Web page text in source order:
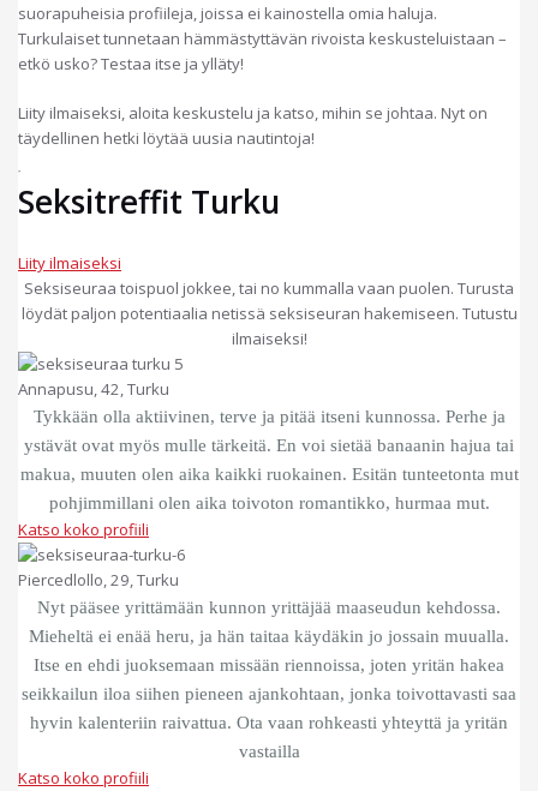
suorapuheisia profiileja, joissa ei kainostella omia haluja.
Turkulaiset tunnetaan hämmästyttävän rivoista keskusteluistaan –
etkö usko? Testaa itse ja ylläty!
Liity ilmaiseksi, aloita keskustelu ja katso, mihin se johtaa. Nyt on
täydellinen hetki löytää uusia nautintoja!
Seksitreffit Turku
Liity ilmaiseksi
Seksiseuraa toispuol jokkee, tai no kummalla vaan puolen. Turusta
löydät paljon potentiaalia netissä seksiseuran hakemiseen. Tutustu
ilmaiseksi!
Annapusu, 42, Turku
Tykkään olla aktiivinen, terve ja pitää itseni kunnossa. Perhe ja
ystävät ovat myös mulle tärkeitä. En voi sietää banaanin hajua tai
makua, muuten olen aika kaikki ruokainen. Esitän tunteetonta mut
pohjimmillani olen aika toivoton romantikko, hurmaa mut.
Katso koko profiili
Piercedlollo, 29, Turku
Nyt pääsee yrittämään kunnon yrittäjää maaseudun kehdossa.
Mieheltä ei enää heru, ja hän taitaa käydäkin jo jossain muualla.
Itse en ehdi juoksemaan missään riennoissa, joten yritän hakea
seikkailun iloa siihen pieneen ajankohtaan, jonka toivottavasti saa
hyvin kalenteriin raivattua. Ota vaan rohkeasti yhteyttä ja yritän
vastailla
Katso koko profiili